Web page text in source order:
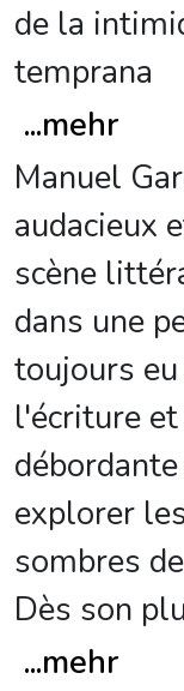
de la
temprana
...mehr
Manuel
audacieux
scène
dans une
toujours
l'écriture
explorer
sombres
Dès son
...mehr